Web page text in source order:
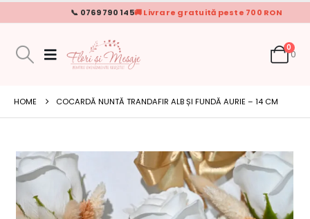
📞 0769 790 145🚚 Livrare gratuită peste 700 RON
0
0
HOME COCARDĂ NUNTĂ TRANDAFIR ALB ȘI FUNDĂ AURIE – 14 CM